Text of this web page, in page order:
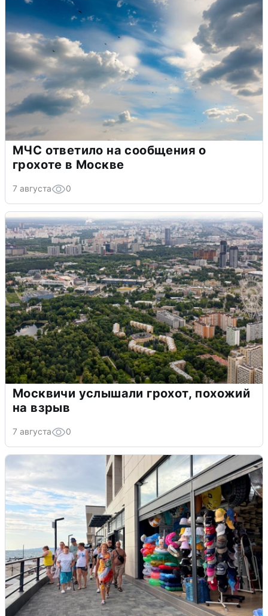
МЧС ответило на сообщения о
грохоте в Москве
7 августа 0
Москвичи услышали грохот, похожий
на взрыв
7 августа 0